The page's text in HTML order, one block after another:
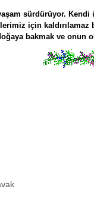
sürdürüyor.
için
bakmak ve onun